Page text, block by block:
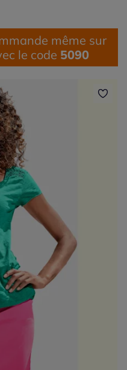
même sur
le code 5090